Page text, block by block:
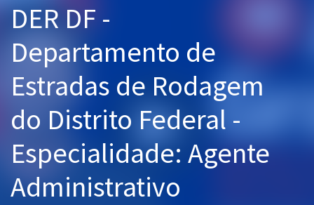
Cursos 20% OFF
Pós
Graduação
OAB
Questões grátis
DER DF -
Departamento de
Estradas de Rodagem
do Distrito Federal -
Especialidade: Agente
Administrativo